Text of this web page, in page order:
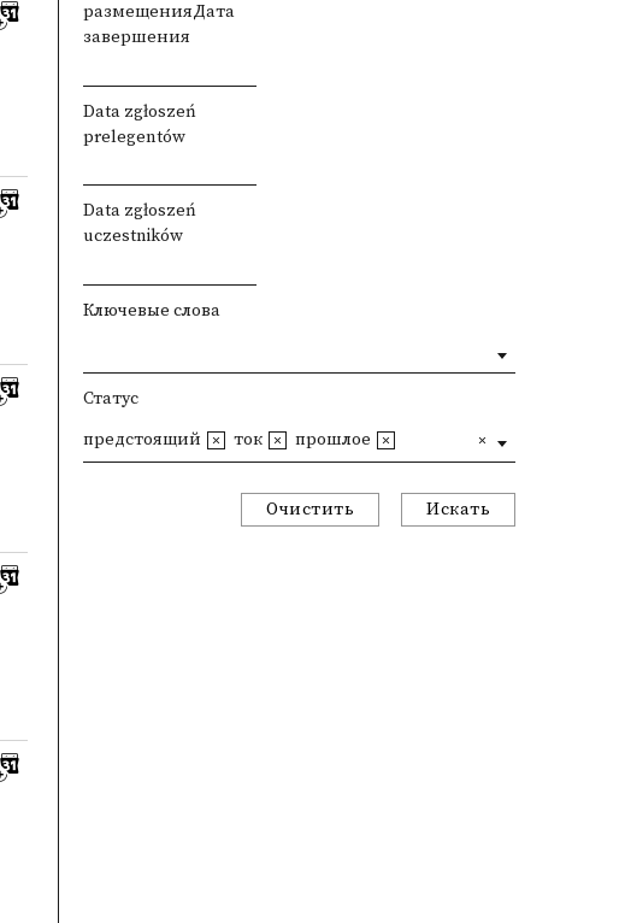
размещенияДата
завершения
Data zgłoszeń
prelegentów
Data zgłoszeń
uczestników
Ключевые слова
Статус
предстоящий ток прошлое
Очистить Искать